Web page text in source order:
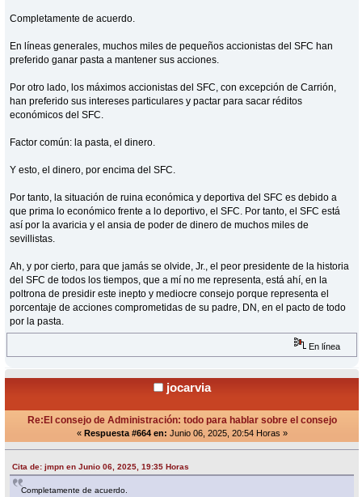
Completamente de acuerdo.
En líneas generales, muchos miles de pequeños accionistas del SFC han
preferido ganar pasta a mantener sus acciones.
Por otro lado, los máximos accionistas del SFC, con excepción de Carrión,
han preferido sus intereses particulares y pactar para sacar réditos
económicos del SFC.
Factor común: la pasta, el dinero.
Y esto, el dinero, por encima del SFC.
Por tanto, la situación de ruina económica y deportiva del SFC es debido a
que prima lo económico frente a lo deportivo, el SFC. Por tanto, el SFC está
así por la avaricia y el ansia de poder de dinero de muchos miles de
sevillistas.
Ah, y por cierto, para que jamás se olvide, Jr., el peor presidente de la historia
del SFC de todos los tiempos, que a mí no me representa, está ahí, en la
poltrona de presidir este inepto y mediocre consejo porque representa el
porcentaje de acciones comprometidas de su padre, DN, en el pacto de todo
por la pasta.
En línea
jocarvia
Re:El consejo de Administración: todo para hablar sobre el consejo
« Respuesta #664 en: Junio 06, 2025, 20:54 Horas »
Cita de: jmpn en Junio 06, 2025, 19:35 Horas
Completamente de acuerdo.